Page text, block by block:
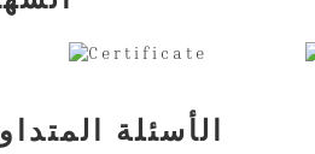
الأسئلة